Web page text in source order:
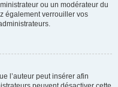
ou un modérateur du
également verrouiller vos
l’auteur peut insérer afin